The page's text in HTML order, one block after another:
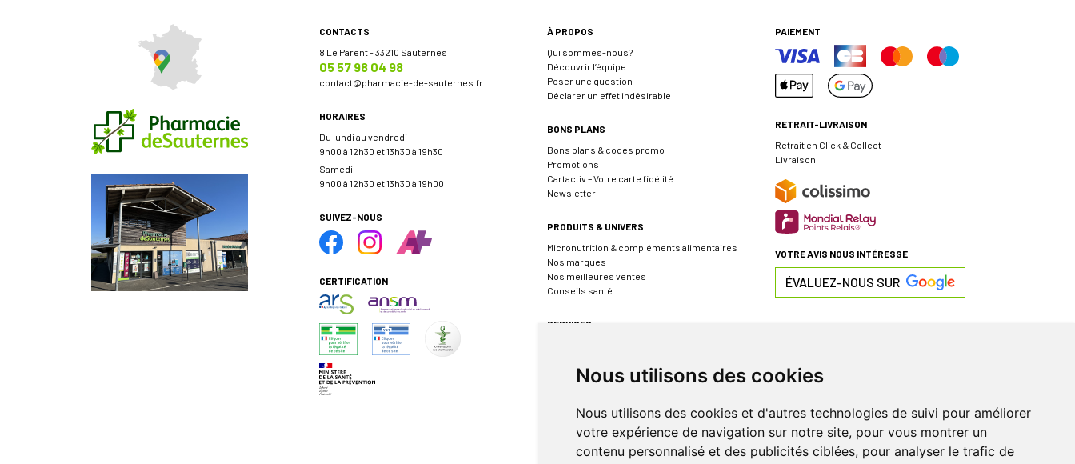
Nous utilisons des cookies
Nous utilisons des cookies et d'autres technologies de suivi pour améliorer
votre expérience de navigation sur notre site, pour vous montrer un
contenu personnalisé et des publicités ciblées, pour analyser le trafic de
CONTACTS
8 Le Parent - 33210 Sauternes
05 57 98 04 98
contact@pharmacie-de-sauternes.fr
HORAIRES
Du lundi au vendredi
9h00 à 12h30 et 13h30 à 19h30
Samedi
9h00 à 12h30 et 13h30 à 19h00
SUIVEZ-NOUS
CERTIFICATION
À PROPOS
Qui sommes-nous?
Découvrir l’équipe
Poser une question
Déclarer un effet indésirable
BONS PLANS
Bons plans & codes promo
Promotions
Cartactiv – Votre carte fidélité
Newsletter
PRODUITS & UNIVERS
Micronutrition & compléments alimentaires
Nos marques
Nos meilleures ventes
Conseils santé
SERVICES
Événements
INFORMATIONS
PAIEMENT
RETRAIT-LIVRAISON
Retrait en Click & Collect
Livraison
VOTRE AVIS NOUS INTÉRESSE
ÉVALUEZ-NOUS SUR